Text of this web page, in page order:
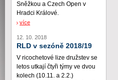
Sněžkou a Czech Open v
Hradci Králové.
více
12. 10. 2018
RLD v sezóně 2018/19
V ricochetové lize družstev se
letos utkají čtyři týmy ve dvou
kolech (10.11. a 2.2.)